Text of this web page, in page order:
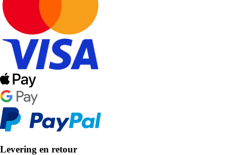
Levering en retour